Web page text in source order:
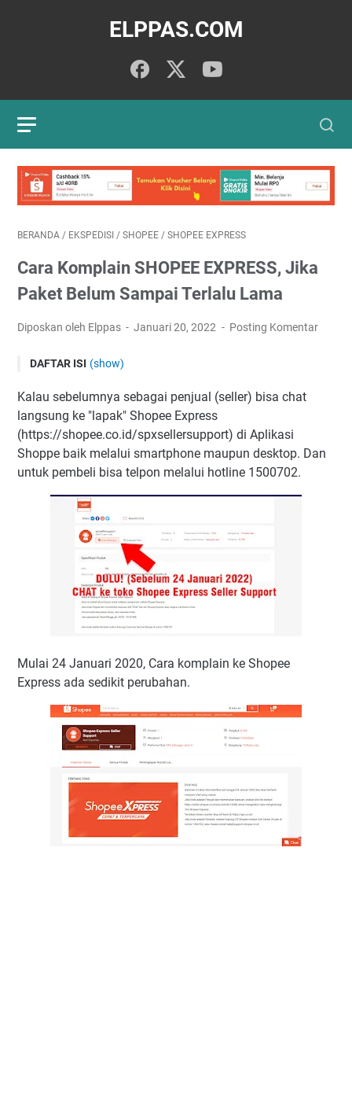
ELPPAS.COM
BERANDA / EKSPEDISI / SHOPEE / SHOPEE EXPRESS
Cara Komplain SHOPEE EXPRESS, Jika
Paket Belum Sampai Terlalu Lama
Diposkan oleh Elppas Januari 20, 2022 Posting Komentar
DAFTAR ISI (show)
2. Live Chat melalui situs Shopee Seller Centre, Pusat
Edukasi Penjual (Desktop/Laptop)
3. Melalui Email
4. Melalui Call Center
Kalau sebelumnya sebagai penjual (seller) bisa chat
langsung ke "lapak" Shopee Express
(https://shopee.co.id/spxsellersupport) di Aplikasi
Shoppe baik melalui smartphone maupun desktop. Dan
untuk pembeli bisa telpon melalui hotline 1500702.
Mulai 24 Januari 2020, Cara komplain ke Shopee
Express ada sedikit perubahan.